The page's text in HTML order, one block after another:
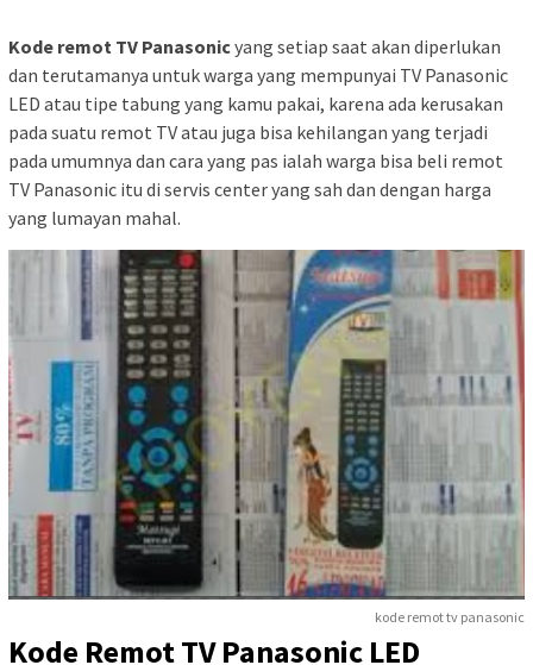
Kode remot TV Panasonicyang setiap saat akan diperlukan
dan terutamanya untuk warga yang mempunyai TV Panasonic
LED atau tipe tabung yang kamu pakai, karena ada kerusakan
pada suatu remot TV atau juga bisa kehilangan yang terjadi
pada umumnya dan cara yang pas ialah warga bisa beli remot
TV Panasonic itu di servis center yang sah dan dengan harga
yang lumayan mahal.
kode remot tv panasonic
Kode Remot TV Panasonic LED